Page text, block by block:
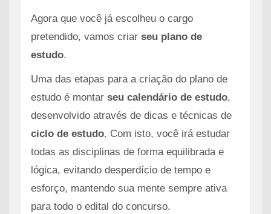
Agora que você já escolheu o cargo
pretendido, vamos criar seu plano de
estudo.
Uma das etapas para a criação do plano de
estudo é montar seu calendário de estudo,
desenvolvido através de dicas e técnicas de
ciclo de estudo. Com isto, você irá estudar
todas as disciplinas de forma equilibrada e
lógica, evitando desperdício de tempo e
esforço, mantendo sua mente sempre ativa
para todo o edital do concurso.